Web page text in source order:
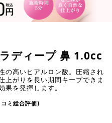
ディープ 鼻 1.0cc
の高いヒアルロン酸。圧縮され
上がりを長い期間キープできま
を発揮します。
ミ総合評価)